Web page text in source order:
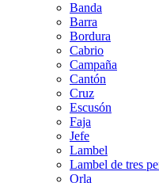
Banda
Barra
Bordura
Cabrio
Campaña
Cantón
Cruz
Escusón
Faja
Jefe
Lambel
Lambel de tres
Orla